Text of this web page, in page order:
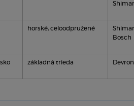
horské, celoodpružené
Bosch
základná trieda Devron